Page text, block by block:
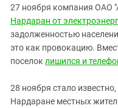
27 ноября компания ОАО
Нардаран от
задолженностью
это как провокацию.
поселок лишился и
28 ноября стало
Нардаране местных